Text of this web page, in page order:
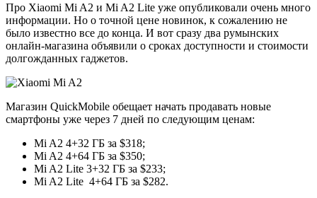
Про Xiaomi Mi A2 и Mi A2 Lite уже опубликовали очень много
информации. Но о точной цене новинок, к сожалению не
было известно все до конца. И вот сразу два румынских
онлайн-магазина объявили о сроках доступности и стоимости
долгожданных гаджетов.
Магазин QuickMobile обещает начать продавать новые
смартфоны уже через 7 дней по следующим ценам:
Mi A2 4+32 ГБ за $318;
Mi A2 4+64 ГБ за $350;
Mi A2 Lite 3+32 ГБ за $233;
Mi A2 Lite 4+64 ГБ за $282.